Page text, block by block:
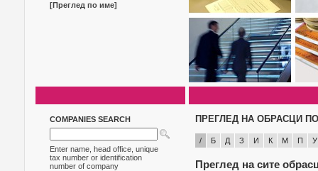
[Преглед по име]
COMPANIES SEARCH
Enter name, head office, unique
tax number or identification
number of company
ПРЕГЛЕД НА ОБРАСЦИ
/ Б Д З И К М П У
Преглед на сите